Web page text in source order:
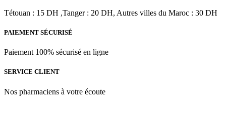
Tétouan : 15 DH ,Tanger : 20 DH, Autres villes du Maroc : 30 DH
PAIEMENT SÉCURISÉ
Paiement 100% sécurisé en ligne
SERVICE CLIENT
Nos pharmaciens à votre écoute